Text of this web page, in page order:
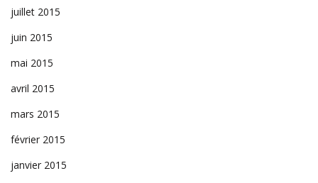
juillet 2015
juin 2015
mai 2015
avril 2015
mars 2015
février 2015
janvier 2015